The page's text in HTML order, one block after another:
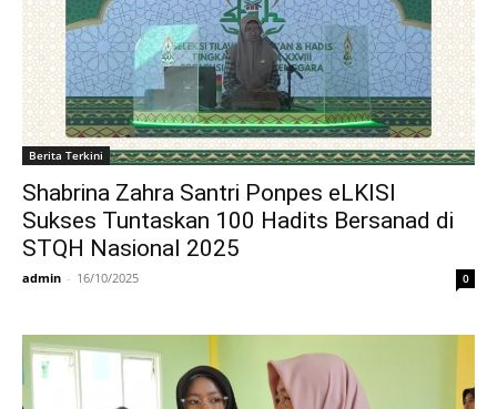
Berita Terkini
Shabrina Zahra Santri Ponpes eLKISI
Sukses Tuntaskan 100 Hadits Bersanad di
STQH Nasional 2025
admin - 16/10/2025 0